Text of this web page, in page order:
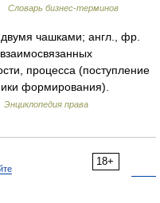
Словарь бизнес-терминов
чашками; англ., фр.
процесса (поступление
формирования).
Энциклопедия права
18+